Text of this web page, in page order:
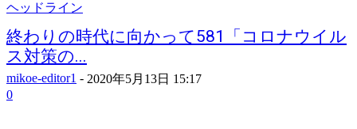
ヘッドライン
終わりの時代に向かって581「コロナウイル
ス対策の...
mikoe-editor1 - 2020年5月13日 15:17
0